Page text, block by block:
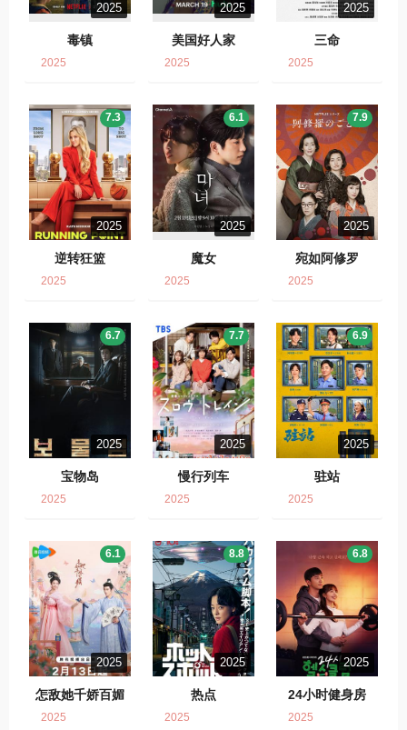
2025
毒镇
2025
2025
美国好人家
2025
2025
三命
2025
2025
逆转狂篮
7.3
2025
2025
魔女
6.1
2025
2025
宛如阿修罗
7.9
2025
2025
宝物岛
6.7
2025
2025
慢行列车
7.7
2025
2025
驻站
6.9
2025
2025
怎敌她千娇百媚
6.1
2025
2025
热点
8.8
2025
2025
24小时健身房
6.8
2025